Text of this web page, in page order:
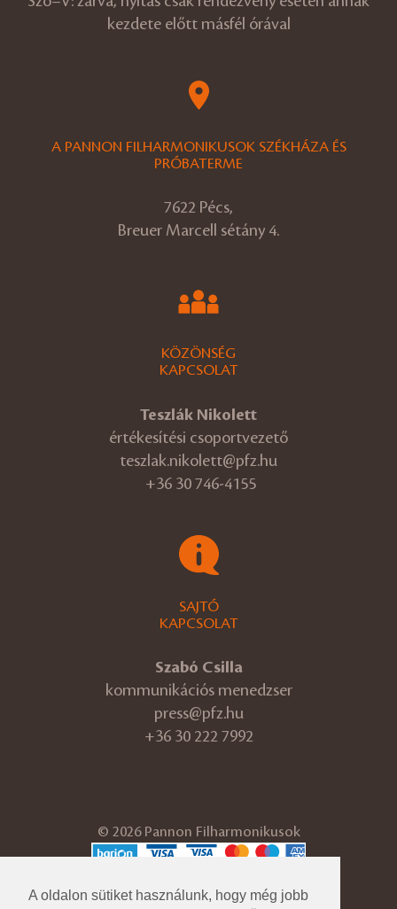
A oldalon sütiket használunk, hogy még jobb
kezdete előtt másfél órával
A PANNON FILHARMONIKUSOK SZÉKHÁZA ÉS
PRÓBATERME
7622 Pécs,
Breuer Marcell sétány 4.
KÖZÖNSÉG
KAPCSOLAT
Teszlák Nikolett
értékesítési csoportvezető
teszlak.nikolett@pfz.hu
+36 30 746-4155
SAJTÓ
KAPCSOLAT
Szabó Csilla
kommunikációs menedzser
press@pfz.hu
+36 30 222 7992
© 2026 Pannon Filharmonikusok
Adatvédelmi tájékoztató